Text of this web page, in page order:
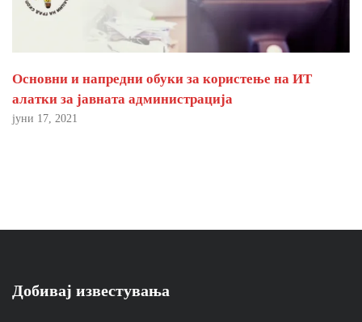
Основни и напредни обуки за користење на ИТ
алатки за јавната администрација
јуни 17, 2021
Добивај известувања